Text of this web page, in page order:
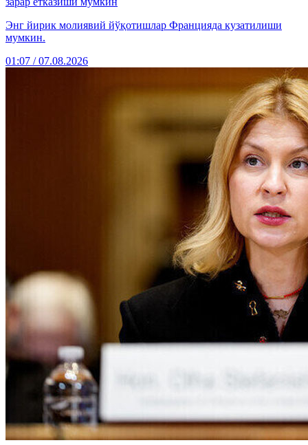
Энг йирик молиявий йўқотишлар Францияда кузатилиши
мумкин.
01:07 / 07.08.2026